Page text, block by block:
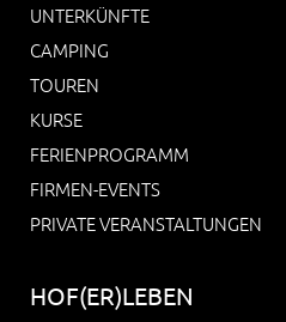
UNTERKÜNFTE
CAMPING
TOUREN
KURSE
FERIENPROGRAMM
FIRMEN-EVENTS
PRIVATE VERANSTALTUNGEN
HOF(ER)LEBEN